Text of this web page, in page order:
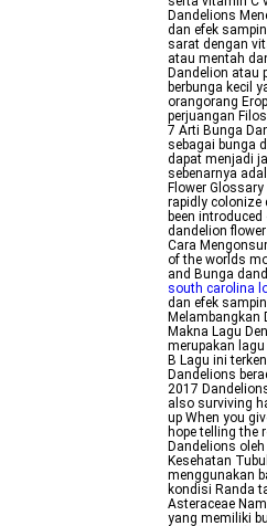
Dandelions
dan efek
sarat dengan
atau mentah
Dandelion atau
berbunga kecil
orangorang
perjuangan
7 Arti Bunga
sebagai bunga
dapat menjadi
sebenarnya
Flower
rapidly colonize
been
dandelion
Cara
of the worlds
and Bunga
south carolina
dan efek
Melambangkan
Makna Lagu
merupakan
B Lagu ini
Dandelions
2017
also surviving
up When you
hope telling the
Dandelions
Kesehatan
menggunakan
kondisi Randa
Asteraceae
yang memiliki